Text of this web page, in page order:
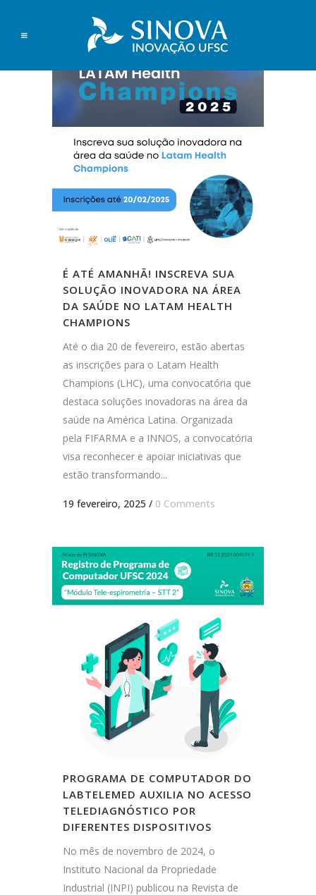
É ATÉ AMANHÃ! INSCREVA SUA
SOLUÇÃO INOVADORA NA ÁREA
DA SAÚDE NO LATAM HEALTH
CHAMPIONS
Até o dia 20 de fevereiro, estão abertas
as inscrições para o Latam Health
Champions (LHC), uma convocatória que
destaca soluções inovadoras na área da
saúde na América Latina. Organizada
pela FIFARMA e a INNOS, a convocatória
visa reconhecer e apoiar iniciativas que
estão transformando...
19 fevereiro, 2025 / 0 Comments
PROGRAMA DE COMPUTADOR DO
LABTELEMED AUXILIA NO ACESSO
TELEDIAGNÓSTICO POR
DIFERENTES DISPOSITIVOS
No mês de novembro de 2024, o
Instituto Nacional da Propriedade
Industrial (INPI) publicou na Revista de